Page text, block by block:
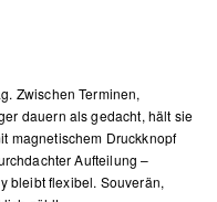
Zwischen Terminen,
dauern als gedacht, hält sie
magnetischem Druckknopf
Aufteilung –
bleibt flexibel. Souverän,